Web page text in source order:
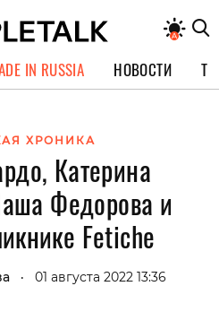
IN RUSSIA НОВОСТИ
ХРОНИКА
Катерина
Федорова и
Fetiche
• 01 августа 2022 13:36